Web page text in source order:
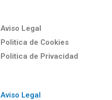
Aviso Legal
Politica de Cookies
Politica de Privacidad
Aviso Legal